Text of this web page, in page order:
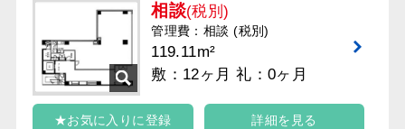
相談(税別)
管理費：相談 (税別)
119.11m²
敷：12ヶ月 礼：0ヶ月
★お気に入りに登録 詳細を見る